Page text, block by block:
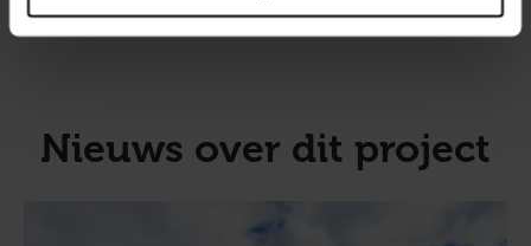
Nieuws over dit project